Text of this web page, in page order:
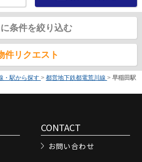
条件を絞り込む
件リクエスト
・駅から探す > 都営地下鉄都電荒川線 > 早稲田駅
CONTACT
お問い合わせ